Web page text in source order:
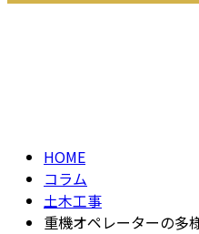
HOME
コラム
土木工事
重機オペレーターの多